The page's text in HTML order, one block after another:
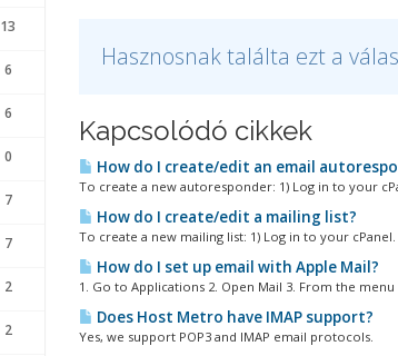
13
6
6
0
7
7
2
2
Hasznosnak találta ezt a
Kapcsolódó cikkek
How do I create/edit an email
To create a new autoresponder: 1) Log in to your
How do I create/edit a mailing list?
To create a new mailing list: 1) Log in to your
How do I set up email with Apple Mail?
1. Go to Applications 2. Open Mail 3. From the
Does Host Metro have IMAP support?
Yes, we support POP3 and IMAP email protocols.